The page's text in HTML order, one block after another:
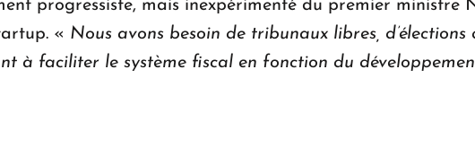
progressiste, mais inexpérimenté du premier ministre
« Nous avons besoin de tribunaux libres, d’élections
à faciliter le système fiscal en fonction du